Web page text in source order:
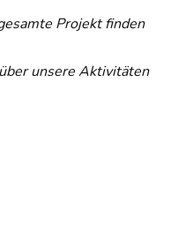
Projekt finden
unsere Aktivitäten